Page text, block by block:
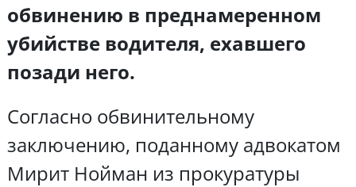
обвинению в преднамеренном
убийстве водителя, ехавшего
позади него.
Согласно обвинительному
заключению, поданному адвокатом
Мирит Нойман из прокуратуры